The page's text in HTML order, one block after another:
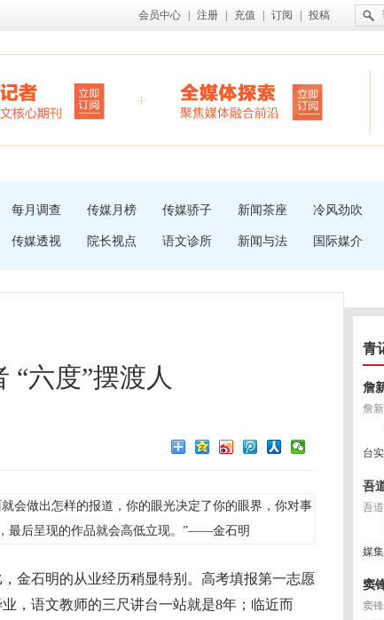
会员中心 注册 充值 订阅 投稿
每月调查 传媒月榜 传媒骄子 新闻茶座 冷风劲吹
传媒透视 院长视点 语文诊所 新闻与法 国际媒介
“六度”摆渡人
会做出怎样的报道，你的眼光决定了你的眼界，你对事
最后呈现的作品就会高低立现。”——金石明
石明的从业经历稍显特别。高考填报第一志愿
，语文教师的三尺讲台一站就是8年；临近而
青
詹
詹
台
吾
吾
12
媒
窦
窦